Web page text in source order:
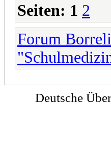
Seiten: 1 2
Forum
Deutsche